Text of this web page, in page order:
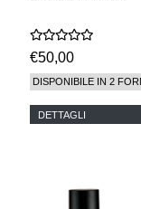
€50,00
DISPONIBILE IN 2
DETTAGLI